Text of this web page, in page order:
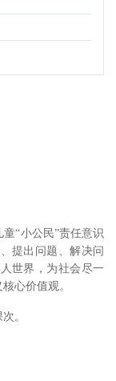
“小公民”责任意识
提出问题、解决问
世界，为社会尽一
心价值观。
。